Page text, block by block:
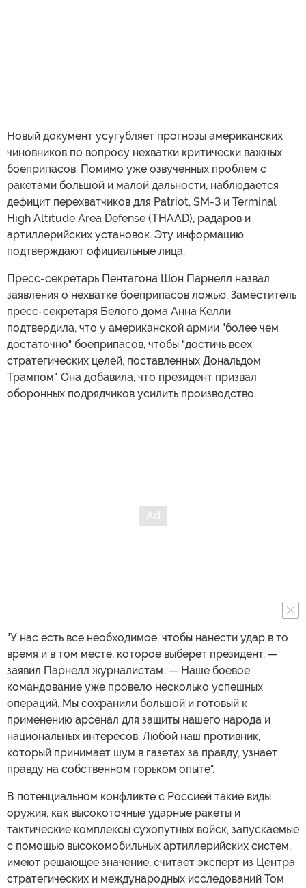
Новый документ усугубляет прогнозы американских
чиновников по вопросу нехватки критически важных
боеприпасов. Помимо уже озвученных проблем с
ракетами большой и малой дальности, наблюдается
дефицит перехватчиков для Patriot, SM-3 и Terminal
High Altitude Area Defense (THAAD), радаров и
артиллерийских установок. Эту информацию
подтверждают официальные лица.
Пресс-секретарь Пентагона Шон Парнелл назвал
заявления о нехватке боеприпасов ложью. Заместитель
пресс-секретаря Белого дома Анна Келли
подтвердила, что у американской армии "более чем
достаточно" боеприпасов, чтобы "достичь всех
стратегических целей, поставленных Дональдом
Трампом". Она добавила, что президент призвал
оборонных подрядчиков усилить производство.
"У нас есть все необходимое, чтобы нанести удар в то
время и в том месте, которое выберет президент, —
заявил Парнелл журналистам. — Наше боевое
командование уже провело несколько успешных
операций. Мы сохранили большой и готовый к
применению арсенал для защиты нашего народа и
национальных интересов. Любой наш противник,
который принимает шум в газетах за правду, узнает
правду на собственном горьком опыте".
В потенциальном конфликте с Россией такие виды
оружия, как высокоточные ударные ракеты и
тактические комплексы сухопутных войск, запускаемые
с помощью высокомобильных артиллерийских систем,
имеют решающее значение, считает эксперт из Центра
стратегических и международных исследований Том